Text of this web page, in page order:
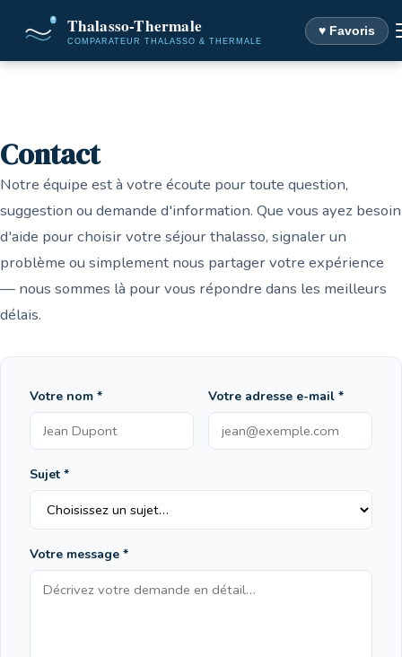
♥ Favoris
Contact
Notre équipe est à votre écoute pour toute question,
suggestion ou demande d'information. Que vous ayez besoin
d'aide pour choisir votre séjour thalasso, signaler un
problème ou simplement nous partager votre expérience
— nous sommes là pour vous répondre dans les meilleurs
délais.
Votre nom * Votre adresse e-mail *
Sujet *
Votre message *